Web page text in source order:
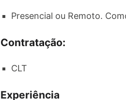
Presencial ou Remoto.
Contratação:
CLT
Experiência